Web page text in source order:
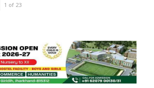
1 of 23